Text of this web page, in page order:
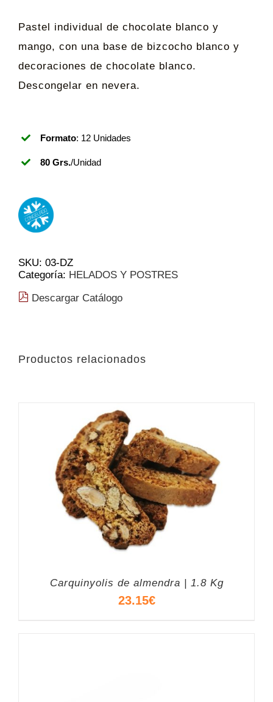
Pastel individual de chocolate blanco y
mango, con una base de bizcocho blanco y
decoraciones de chocolate blanco.
Descongelar en nevera.
Formato: 12 Unidades
80 Grs./Unidad
SKU: 03-DZ
Categoría: HELADOS Y POSTRES
Descargar Catálogo
Productos relacionados
Carquinyolis de almendra | 1.8 Kg
23.15€